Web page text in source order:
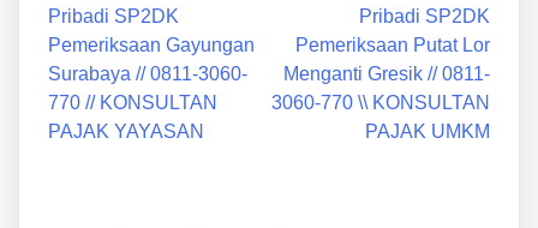
Pribadi SP2DK
Pemeriksaan Gayungan
Surabaya // 0811-3060-
770 // KONSULTAN
PAJAK YAYASAN
Pribadi SP2DK
Pemeriksaan Putat Lor
Menganti Gresik // 0811-
3060-770 \\ KONSULTAN
PAJAK UMKM